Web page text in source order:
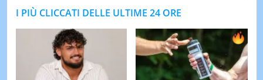
I PIÙ CLICCATI DELLE ULTIME 24 ORE